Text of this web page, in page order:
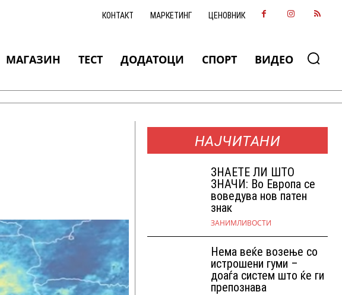
КОНТАКТ МАРКЕТИНГ ЦЕНОВНИК
МАГАЗИН ТЕСТ ДОДАТОЦИ СПОРТ ВИДЕО
НАЈЧИТАНИ
ЗНАEТЕ ЛИ ШТО
ЗНАЧИ: Во Европа се
воведува нов патен
знак
ЗАНИМЛИВОСТИ
Нема веќе возење со
истрошени гуми –
доаѓа систем што ќе ги
препознава